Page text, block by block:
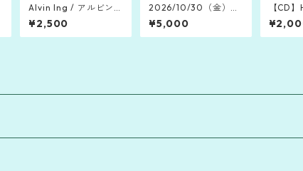
Alvin Ing / アルビン・
イン「Broadway Is St
ill Calling」(2020)
¥2,500
2026/10/30（金）山
口洋 (HEATWAVE) SO
LO TOUR 2026 "Mr.O
UTSIDE"
¥5,000
【CD
「My
over」